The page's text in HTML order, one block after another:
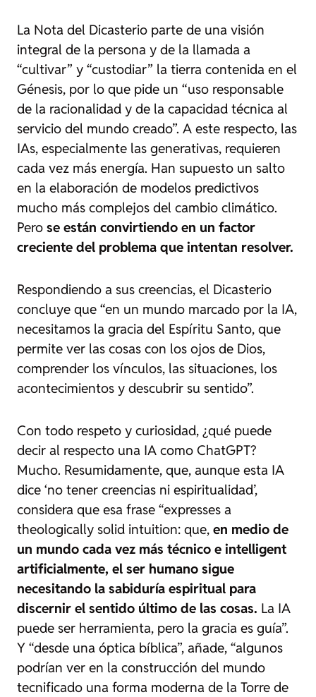
La Nota del Dicasterio parte de una visión
integral de la persona y de la llamada a
“cultivar” y “custodiar” la tierra contenida en el
Génesis, por lo que pide un “uso responsable
de la racionalidad y de la capacidad técnica al
servicio del mundo creado”. A este respecto, las
IAs, especialmente las generativas, requieren
cada vez más energía. Han supuesto un salto
en la elaboración de modelos predictivos
mucho más complejos del cambio climático.
Pero se están convirtiendo en un factor
creciente del problema que intentan resolver.
Respondiendo a sus creencias, el Dicasterio
concluye que “en un mundo marcado por la IA,
necesitamos la gracia del Espíritu Santo, que
permite ver las cosas con los ojos de Dios,
comprender los vínculos, las situaciones, los
acontecimientos y descubrir su sentido”.
Con todo respeto y curiosidad, ¿qué puede
decir al respecto una IA como ChatGPT?
Mucho. Resumidamente, que, aunque esta IA
dice ‘no tener creencias ni espiritualidad’,
considera que esa frase “expresses a
theologically solid intuition: que, en medio de
un mundo cada vez más técnico e intelligent
artificialmente, el ser humano sigue
necesitando la sabiduría espiritual para
discernir el sentido último de las cosas. La IA
puede ser herramienta, pero la gracia es guía”.
Y “desde una óptica bíblica”, añade, “algunos
podrían ver en la construcción del mundo
tecnificado una forma moderna de la Torre de